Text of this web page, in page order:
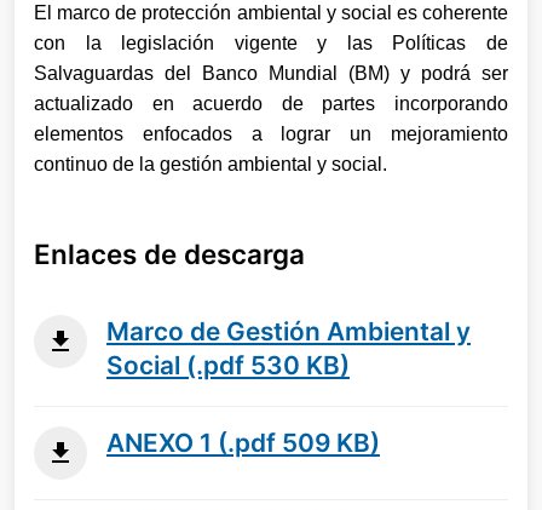
El marco de protección ambiental y social es coherente
con la legislación vigente y las Políticas de
Salvaguardas del Banco Mundial (BM) y podrá ser
actualizado en acuerdo de partes incorporando
elementos enfocados a lograr un mejoramiento
continuo de la gestión ambiental y social.
Enlaces de descarga
Marco de Gestión Ambiental y
Social (.pdf 530 KB)
ANEXO 1 (.pdf 509 KB)